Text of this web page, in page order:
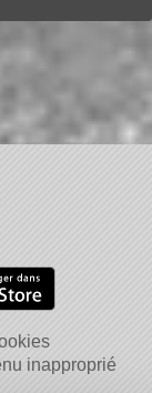
inapproprié